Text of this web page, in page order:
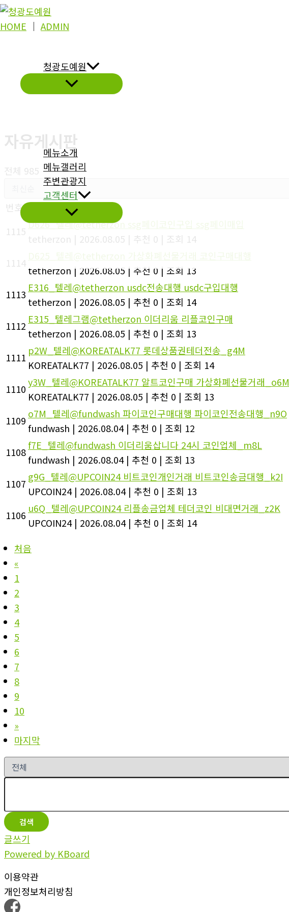
콘
텐
HOME │ ADMIN
청광도예원
메뉴소개
메뉴갤러리
주변관광지
고객센터
자유게시판
전체 985
번호 제목
1115
D626_텔레@tetherzon ssg페이코인구입 ssg페이매입
tetherzon | 2026.08.05 | 추천 0 | 조회 14
1114
D625_텔레@tetherzon 가상화폐선물거래 코인구매대행
tetherzon | 2026.08.05 | 추천 0 | 조회 13
1113
E316_텔레@tetherzon usdc전송대행 usdc구입대행
tetherzon | 2026.08.05 | 추천 0 | 조회 14
1112
E315_텔레그램@tetherzon 이더리움 리플코인구매
tetherzon | 2026.08.05 | 추천 0 | 조회 13
1111
p2W_텔레@KOREATALK77 롯데상품권테더전송_g4M
KOREATALK77 | 2026.08.05 | 추천 0 | 조회 14
1110
y3W_텔레@KOREATALK77 알트코인구매 가상화폐선물거래_o6M
KOREATALK77 | 2026.08.05 | 추천 0 | 조회 13
1109
o7M_텔레@fundwash 파이코인구매대행 파이코인전송대행_n9O
fundwash | 2026.08.04 | 추천 0 | 조회 12
1108
f7E_텔레@fundwash 이더리움삽니다 24시 코인업체_m8L
fundwash | 2026.08.04 | 추천 0 | 조회 13
1107
g9G_텔레@UPCOIN24 비트코인개인거래 비트코인송금대행_k2I
UPCOIN24 | 2026.08.04 | 추천 0 | 조회 13
1106
u6Q_텔레@UPCOIN24 리플송금업체 테더코인 비대면거래_z2K
UPCOIN24 | 2026.08.04 | 추천 0 | 조회 14
처음
«
1
2
3
4
5
6
7
8
9
10
»
마지막
검색
글쓰기
Powered by KBoard
이용약관
개인정보처리방침